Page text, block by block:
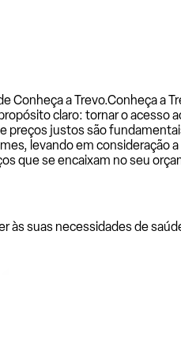
Conheça a Trevo.Conheça a
claro: tornar o acesso
preços justos são
levando em consideração
que se encaixam no seu
às suas necessidades de